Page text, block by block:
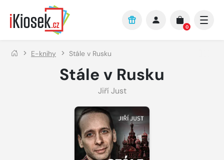
Přejít na hlavní obsah
0
E-knihy Stále v Rusku
Stále v Rusku
Jiří Just